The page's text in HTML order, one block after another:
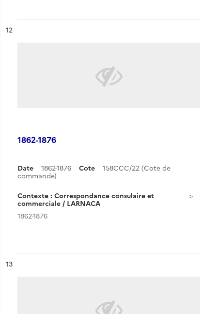
n°
12
1862-1876
Date 1862-1876 Cote
158CCC/22 (Cote de
commande)
Contexte : Correspondance consulaire et
commerciale / LARNACA
1862-1876
n°
13